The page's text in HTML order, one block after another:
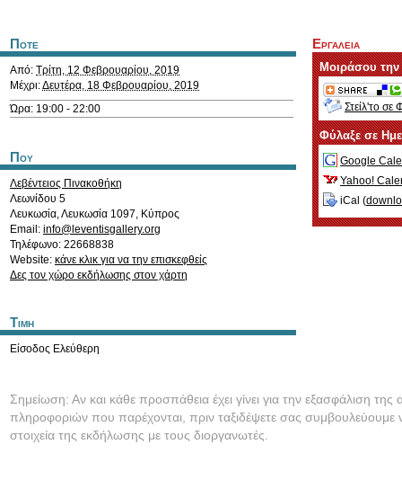
Ποτε
Από: Τρίτη, 12 Φεβρουαρίου, 2019
Μέχρι:Δευτέρα, 18 Φεβρουαρίου, 2019
Ώρα: 19:00 - 22:00
Που
Λεβέντειος Πινακοθήκη
Λεωνίδου 5
Λευκωσία,Λευκωσία 1097, Κύπρος
Email: info@leventisgallery.org
Τηλέφωνο: 22668838
Website: κάνε κλικ για να την επισκεφθείς
Δες τον χώρο εκδήλωσης στον χάρτη
Τιμη
Είσοδος Ελεύθερη
Εργαλεια
Μοιράσου
Στείλ'το σε
Φύλαξε σε
Google
Yahoo!
iCal (
Σημείωση: Αν και κάθε προσπάθεια έχει γίνει για την εξασφάλιση της
πληροφοριών που παρέχονται, πριν ταξιδέψετε σας συμβουλεύουμε
στοιχεία της εκδήλωσης με τους διοργανωτές.